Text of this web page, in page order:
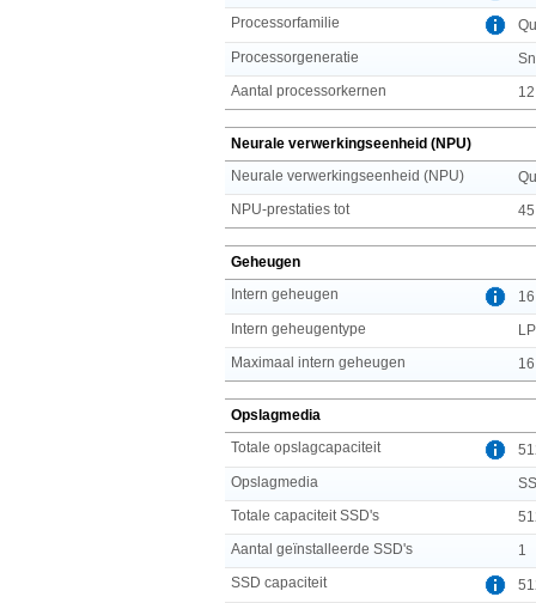
Processorfamilie
Processorgeneratie
Aantal processorkernen
12
Neurale verwerkingseenheid (NPU)
Neurale verwerkingseenheid (NPU)
NPU-prestaties tot
Geheugen
Intern geheugen
Intern geheugentype
Maximaal intern geheugen
Opslagmedia
Totale opslagcapaciteit
Opslagmedia
Totale capaciteit SSD's
Aantal geïnstalleerde SSD's
1
SSD capaciteit